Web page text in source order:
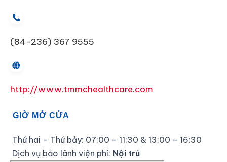
(84-236) 367 9555
http://www.tmmchealthcare.com
GIỜ MỞ CỬA
Thứ hai – Thứ bảy: 07:00 – 11:30 & 13:00 – 16:30
Dịch vụ bảo lãnh viện phí: Nội trú